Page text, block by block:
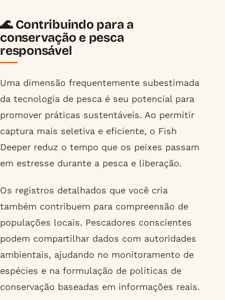
🌊 Contribuindo para a
conservação e pesca
responsável
Uma dimensão frequentemente subestimada
da tecnologia de pesca é seu potencial para
promover práticas sustentáveis. Ao permitir
captura mais seletiva e eficiente, o Fish
Deeper reduz o tempo que os peixes passam
em estresse durante a pesca e liberação.
Os registros detalhados que você cria
também contribuem para compreensão de
populações locais. Pescadores conscientes
podem compartilhar dados com autoridades
ambientais, ajudando no monitoramento de
espécies e na formulação de políticas de
conservação baseadas em informações reais.